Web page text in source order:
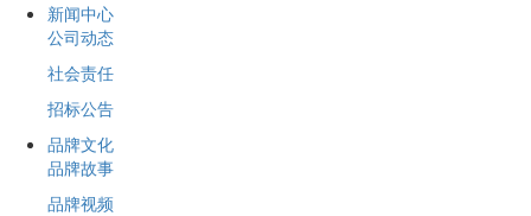
新闻中心
公司动态
社会责任
招标公告
品牌文化
品牌故事
品牌视频